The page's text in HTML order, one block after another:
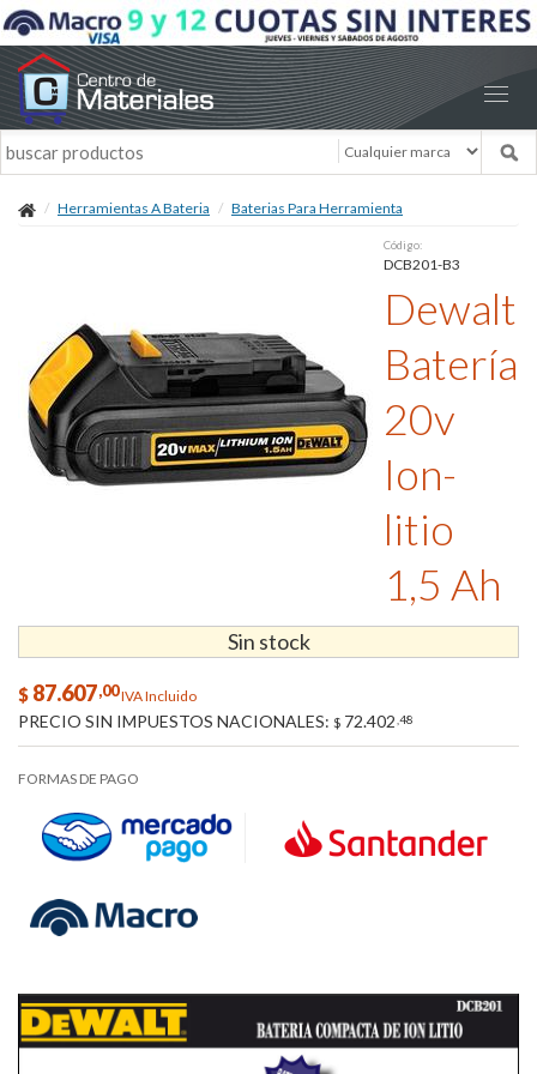
Herramientas A Bateria Baterias Para Herramienta
Código:
DCB201-B3
Dewalt
Batería
20v
Ion-
litio
1,5 Ah
Sin stock
$ 87.607,00IVA Incluido
PRECIO SIN IMPUESTOS NACIONALES: $ 72.402 ,48
FORMAS DE PAGO